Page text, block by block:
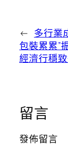
← 多行業
包裝累累”
經濟行穩
留言
發佈留言